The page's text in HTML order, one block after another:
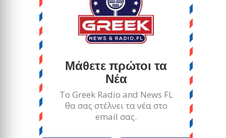
Μάθετε πρώτοι τα
Νέα
Το Greek Radio and News FL
θα σας στέλνει τα νέα στο
email σας.